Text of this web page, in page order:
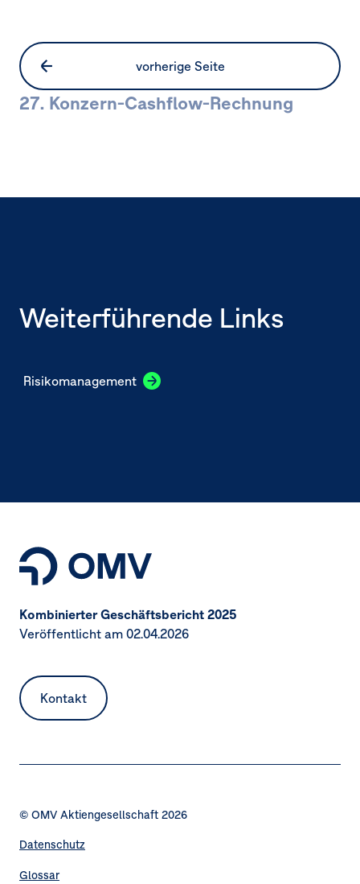
vorherige Seite
27. Konzern-Cashflow-Rechnung
Weiterführende Links
Risiko­management
Kombinierter Geschäftsbericht 2025
Veröffentlicht am 02.04.2026
Kontakt
© OMV Aktiengesellschaft 2026
Fußzeilennavigation
Datenschutz
Glossar